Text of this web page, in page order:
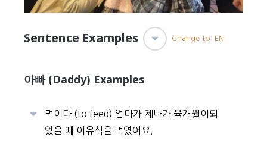
Sentence Examples Change to: EN
아빠 (Daddy) Examples
먹이다 (to feed) 엄마가 제나가 육개월이되
었을 때 이유식을 먹였어요.